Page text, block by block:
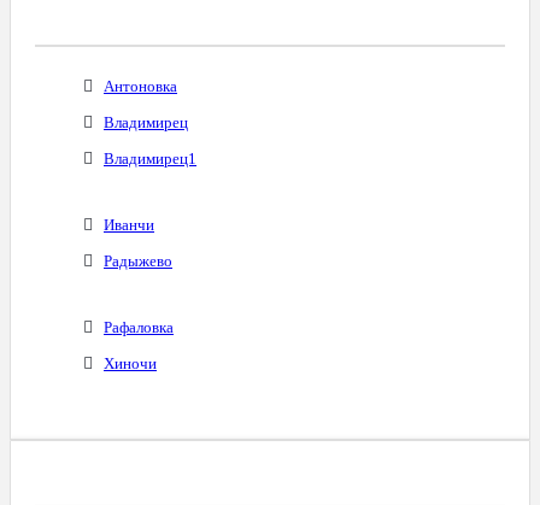
Антоновка
Владимирец
Владимирец1
Иванчи
Радыжево
Рафаловка
Хиночи